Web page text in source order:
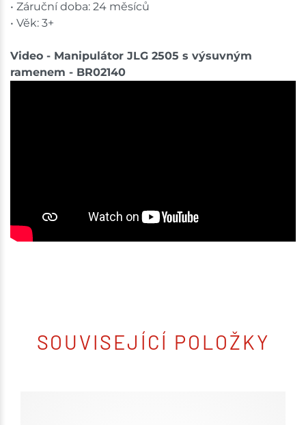
• Záruční doba: 24 měsíců
• Věk: 3+
Video - Manipulátor JLG 2505 s výsuvným
ramenem - BR02140
SOUVISEJÍCÍ POLOŽKY